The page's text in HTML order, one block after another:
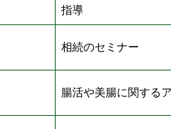
指導
相続のセミナー
腸活や美腸に関する